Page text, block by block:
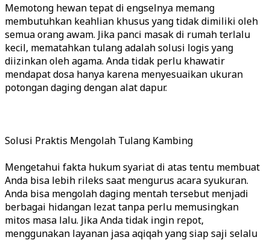
Memotong hewan tepat di engselnya memang
membutuhkan keahlian khusus yang tidak dimiliki oleh
semua orang awam. Jika panci masak di rumah terlalu
kecil, mematahkan tulang adalah solusi logis yang
diizinkan oleh agama. Anda tidak perlu khawatir
mendapat dosa hanya karena menyesuaikan ukuran
potongan daging dengan alat dapur.
Solusi Praktis Mengolah Tulang Kambing
Mengetahui fakta hukum syariat di atas tentu membuat
Anda bisa lebih rileks saat mengurus acara syukuran.
Anda bisa mengolah daging mentah tersebut menjadi
berbagai hidangan lezat tanpa perlu memusingkan
mitos masa lalu. Jika Anda tidak ingin repot,
menggunakan layanan jasa aqiqah yang siap saji selalu